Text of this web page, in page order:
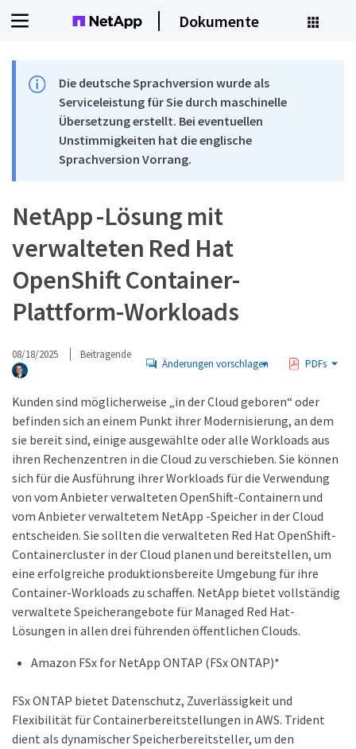
Dokumente
Die deutsche Sprachversion wurde als
Serviceleistung für Sie durch maschinelle
Übersetzung erstellt. Bei eventuellen
Unstimmigkeiten hat die englische
Sprachversion Vorrang.
NetApp -Lösung mit
verwalteten Red Hat
OpenShift Container-
Plattform-Workloads
08/18/2025 Beitragende
Änderungen vorschlagen PDFs
Kunden sind möglicherweise „in der Cloud geboren“ oder
befinden sich an einem Punkt ihrer Modernisierung, an dem
sie bereit sind, einige ausgewählte oder alle Workloads aus
ihren Rechenzentren in die Cloud zu verschieben. Sie können
sich für die Ausführung ihrer Workloads für die Verwendung
von vom Anbieter verwalteten OpenShift-Containern und
vom Anbieter verwaltetem NetApp -Speicher in der Cloud
entscheiden. Sie sollten die verwalteten Red Hat OpenShift-
Containercluster in der Cloud planen und bereitstellen, um
eine erfolgreiche produktionsbereite Umgebung für ihre
Container-Workloads zu schaffen. NetApp bietet vollständig
verwaltete Speicherangebote für Managed Red Hat-
Lösungen in allen drei führenden öffentlichen Clouds.
Amazon FSx for NetApp ONTAP (FSx ONTAP)*
FSx ONTAP bietet Datenschutz, Zuverlässigkeit und
Flexibilität für Containerbereitstellungen in AWS. Trident
dient als dynamischer Speicherbereitsteller, um den